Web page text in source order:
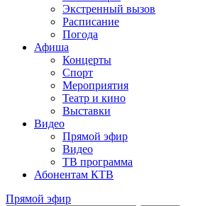
Экстренный вызов
Расписание
Погода
Афиша
Концерты
Спорт
Мероприятия
Театр и кино
Выставки
Видео
Прямой эфир
Видео
ТВ программа
Абонентам КТВ
Прямой эфир